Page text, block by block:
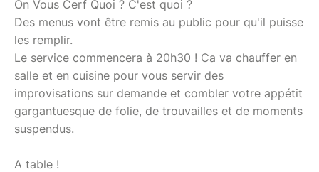
On Vous Cerf Quoi ? C'est quoi ?
Des menus vont être remis au public pour qu'il puisse
les remplir.
Le service commencera à 20h30 ! Ca va chauffer en
salle et en cuisine pour vous servir des
improvisations sur demande et combler votre appétit
gargantuesque de folie, de trouvailles et de moments
suspendus.
A table !